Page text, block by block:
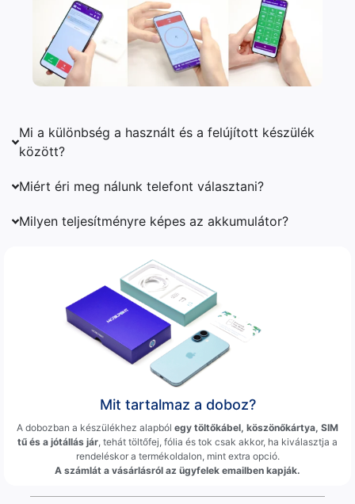
Mi a különbség a használt és a felújított készülék
között?
Miért éri meg nálunk telefont választani?
Milyen teljesítményre képes az akkumulátor?
Mit tartalmaz a doboz?
A dobozban a készülékhez alapból egy töltőkábel, köszönőkártya, SIM
tű és a jótállás jár , tehát töltőfej, fólia és tok csak akkor, ha kiválasztja a
rendeléskor a termékoldalon, mint extra opció.
A számlát a vásárlásról az ügyfelek emailben kapják.